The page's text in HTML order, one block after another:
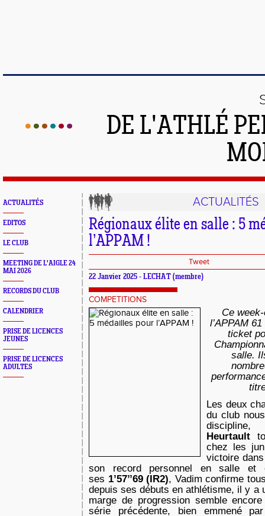
DE L'ATHLÉ
ACTUALITÉS
EDITOS
LE CLUB
MEETING DE L'AIGLE 24
MAI 2026
RECORDS DU CLUB
CALENDRIER
PRISE DE LICENCES
JEUNES
PRISE DE LICENCES
ADULTES
ACTUALITÉS
Régionaux élite en salle : 5
l’APPAM !
Tweet
22 Janvier 2025 - LECHAT (membre)
COMPETITIONS
Ce
l’APPAM
ticket
salle.
Les deux
du club
Heurtault
chez les
victoire
son record personnel en salle
ses 1’57’’69 (IR2), Vadim confirme
depuis ses débuts en athlétisme, il y a
marge de progression semble
série précédente, bien emmené